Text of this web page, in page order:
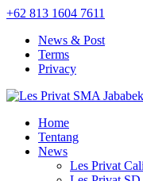
+62 813 1604 7611
News & Post
Terms
Privacy
Home
Tentang
News
Les Privat